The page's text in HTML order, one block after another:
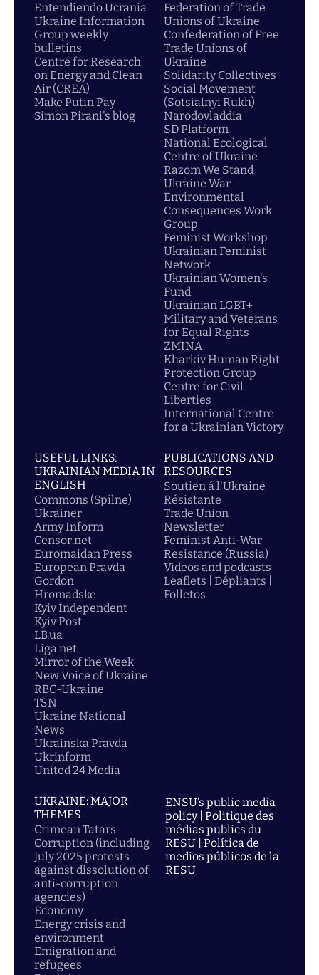
Entendiendo Ucrania
Ukraine Information
Group weekly
bulletins
Centre for Research
on Energy and Clean
Air (CREA)
Make Putin Pay
Simon Pirani's blog
Federation of Trade
Unions of Ukraine
Confederation of Free
Trade Unions of
Ukraine
Solidarity Collectives
Social Movement
(Sotsialnyi Rukh)
Narodovladdia
SD Platform
National Ecological
Centre of Ukraine
Razom We Stand
Ukraine War
Environmental
Consequences Work
Group
Feminist Workshop
Ukrainian Feminist
Network
Ukrainian Women's
Fund
Ukrainian LGBT+
Military and Veterans
for Equal Rights
ZMINA
Kharkiv Human Right
Protection Group
Centre for Civil
Liberties
International Centre
for a Ukrainian Victory
USEFUL LINKS:
UKRAINIAN MEDIA IN
ENGLISH
Commons (Spilne)
Ukrainer
Army Inform
Censor.net
Euromaidan Press
European Pravda
Gordon
Hromadske
Kyiv Independent
Kyiv Post
LB.ua
Liga.net
Mirror of the Week
New Voice of Ukraine
RBC-Ukraine
TSN
Ukraine National
News
Ukrainska Pravda
Ukrinform
United 24 Media
PUBLICATIONS AND
RESOURCES
Soutien á l'Ukraine
Résistante
Trade Union
Newsletter
Feminist Anti-War
Resistance (Russia)
Videos and podcasts
Leaflets | Dépliants |
Folletos
UKRAINE: MAJOR
THEMES
Crimean Tatars
Corruption (including
July 2025 protests
against dissolution of
anti-corruption
agencies)
Economy
Energy crisis and
environment
Emigration and
refugees
ENSU’s public media
policy | Politique des
médias publics du
RESU | Política de
medios públicos de la
RESU